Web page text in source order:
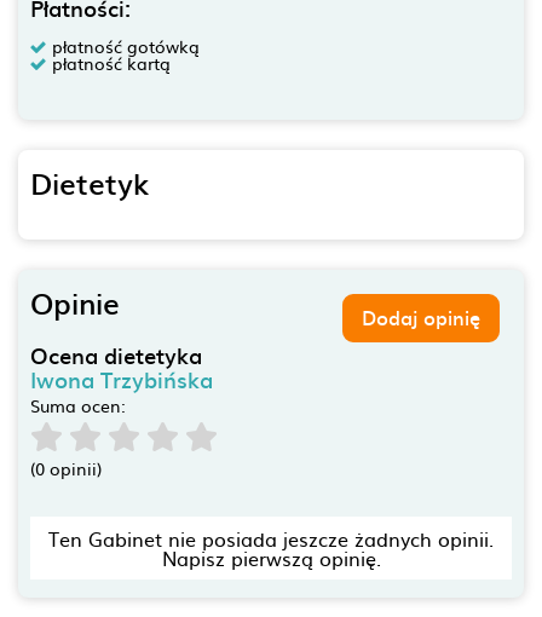
Płatności:
płatność gotówką
płatność kartą
Dietetyk
Opinie Dodaj opinię
Ocena dietetyka
Iwona Trzybińska
Suma ocen:
(0 opinii)
Ten Gabinet nie posiada jeszcze żadnych opinii.
Napisz pierwszą opinię.